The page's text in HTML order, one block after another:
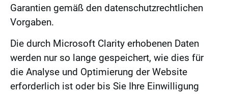
Garantien gemäß den datenschutzrechtlichen
Vorgaben.
Die durch Microsoft Clarity erhobenen Daten
werden nur so lange gespeichert, wie dies für
die Analyse und Optimierung der Website
erforderlich ist oder bis Sie Ihre Einwilligung